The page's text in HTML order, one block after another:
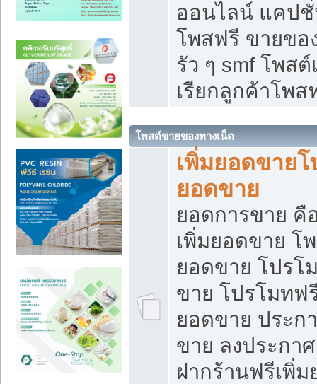
ออนไลน์ แคป
โพสฟรี ขายขอ
รัว ๆ smf โพส
เรียกลูกค้าโพส
โพสต์ขายของทางเน็ต
เพิ่มยอดขาย
ยอดขาย
ยอดการขาย คื
เพิ่มยอดขาย โ
ยอดขาย โปรโ
ขาย โปรโมทฟ
ยอดขาย ประก
ขาย ลงประกา
ฝากร้านฟรีเพิ่ม